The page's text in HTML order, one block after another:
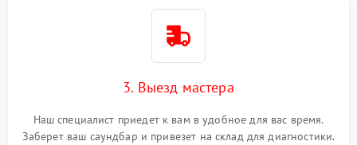
3. Выезд мастера
Наш специалист приедет к вам в удобное для вас время.
Заберет ваш саундбар и привезет на склад для диагностики.